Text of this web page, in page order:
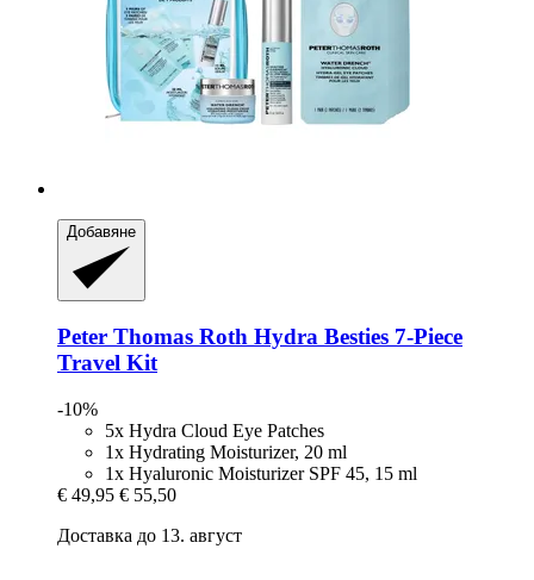
Добавяне
Peter Thomas Roth Hydra Besties 7-​Piece
Travel Kit
-10%
5x Hydra Cloud Eye Patches
1x Hydrating Moisturizer, 20 ml
1x Hyaluronic Moisturizer SPF 45, 15 ml
€ 49,95 € 55,50
Доставка до 13. август